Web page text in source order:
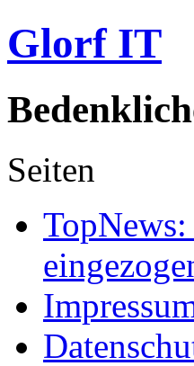
Glorf IT
Seiten